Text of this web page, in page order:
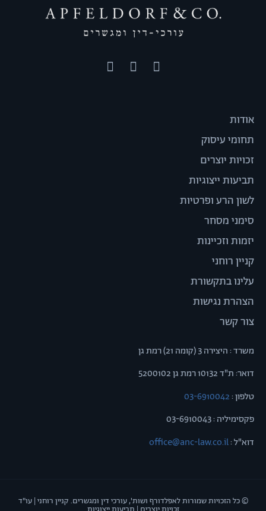
אודות
תחומי עיסוק
זכויות יוצרים
תביעות ייצוגיות
לשון הרע ופרטיות
סימני מסחר
יזמות וזכיינות
קניין רוחני
עלינו בתקשורת
הצהרת נגישות
צור קשר
משרד : היצירה 3 (קומה 21) רמת גן
דואר: ת"ד 10132 רמת גן 5200102
טלפון :03-6910042
פקסימיליה : 03-6910043
דוא"ל :office@anc-law.co.il
© כל הזכויות שמורות לאפלדורף ושות', עורכי דין ומגשרים. קניין רוחני | עו"ד